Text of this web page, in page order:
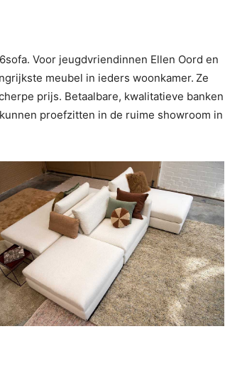
Voor jeugdvriendinnen Ellen Oord en
meubel in ieders woonkamer. Ze
prijs. Betaalbare, kwalitatieve banken
proefzitten in de ruime showroom in